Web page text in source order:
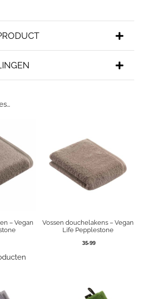
– Vegan
Vossen douchelakens – Vegan
Life Pepplestone
35,99